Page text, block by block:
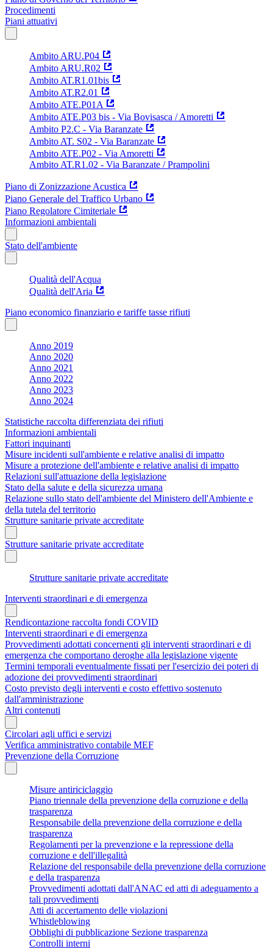
Procedimenti
Piani attuativi
Ambito ARU.P04
Ambito ARU.R02
Ambito AT.R1.01bis
Ambito AT.R2.01
Ambito ATE.P01A
Ambito ATE.P03 bis - Via Bovisasca / Amoretti
Ambito P2.C - Via Baranzate
Ambito AT. S02 - Via Baranzate
Ambito ATE.P02 - Via Amoretti
Ambito AT.R1.02 - Via Baranzate / Prampolini
Piano di Zonizzazione Acustica
Piano Generale del Traffico Urbano
Piano Regolatore Cimiteriale
Informazioni ambientali
Stato dell'ambiente
Qualità dell'Acqua
Qualità dell'Aria
Piano economico finanziario e tariffe tasse rifiuti
Anno 2019
Anno 2020
Anno 2021
Anno 2022
Anno 2023
Anno 2024
Statistiche raccolta differenziata dei rifiuti
Informazioni ambientali
Fattori inquinanti
Misure incidenti sull'ambiente e relative analisi di impatto
Misure a protezione dell'ambiente e relative analisi di impatto
Relazioni sull'attuazione della legislazione
Stato della salute e della sicurezza umana
Relazione sullo stato dell'ambiente del Ministero dell'Ambiente e
della tutela del territorio
Strutture sanitarie private accreditate
Strutture sanitarie private accreditate
Strutture sanitarie private accreditate
Interventi straordinari e di emergenza
Rendicontazione raccolta fondi COVID
Interventi straordinari e di emergenza
Provvedimenti adottati concernenti gli interventi straordinari e di
emergenza che comportano deroghe alla legislazione vigente
Termini temporali eventualmente fissati per l'esercizio dei poteri di
adozione dei provvedimenti straordinari
Costo previsto degli interventi e costo effettivo sostenuto
dall'amministrazione
Altri contenuti
Circolari agli uffici e servizi
Verifica amministrativo contabile MEF
Prevenzione della Corruzione
Misure antiriciclaggio
Piano triennale della prevenzione della corruzione e della
trasparenza
Responsabile della prevenzione della corruzione e della
trasparenza
Regolamenti per la prevenzione e la repressione della
corruzione e dell'illegalità
Relazione del responsabile della prevenzione della corruzione
e della trasparenza
Provvedimenti adottati dall'ANAC ed atti di adeguamento a
tali provvedimenti
Atti di accertamento delle violazioni
Whistleblowing
Obblighi di pubblicazione Sezione trasparenza
Controlli interni